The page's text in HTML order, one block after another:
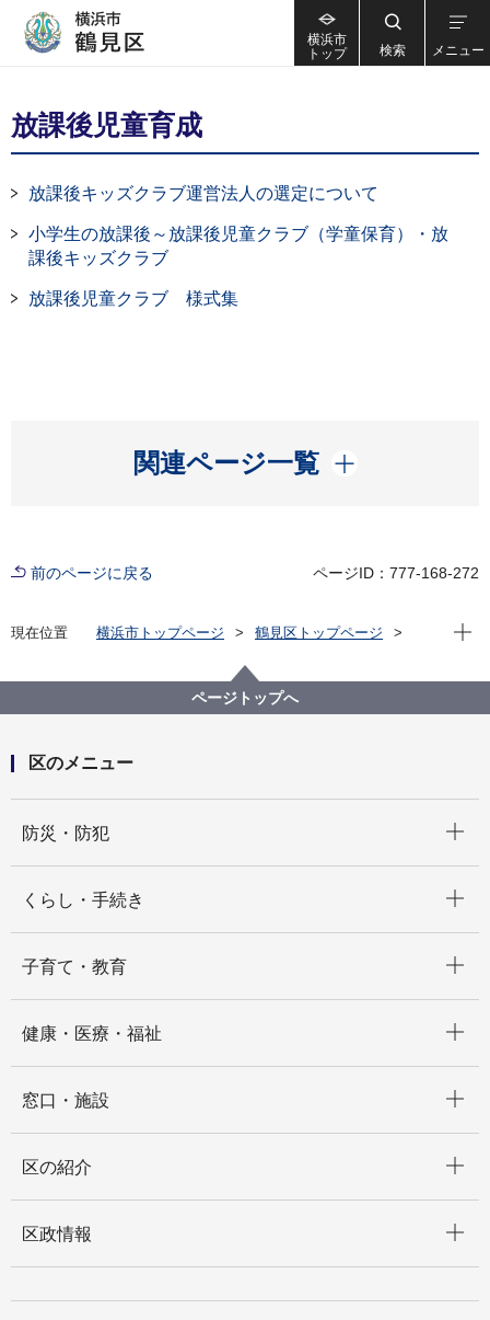
横浜市
トップ
検索 メニュー
放課後児童育成
放課後キッズクラブ運営法人の選定について
小学生の放課後～放課後児童クラブ（学童保育）・放
課後キッズクラブ
放課後児童クラブ 様式集
関連ページ一覧
開く
前のページに戻る ページID：777-168-272
現在位置 横浜市トップページ
鶴見区トップページ
現在
ページトップへ
区のメニュー
防災・防犯
くらし・手続き
子育て・教育
健康・医療・福祉
窓口・施設
区の紹介
区政情報